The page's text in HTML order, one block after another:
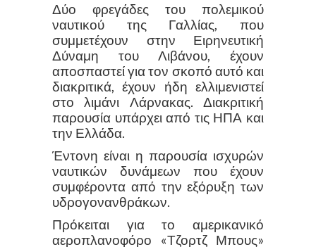
Δύο φρεγάδες του πολεμικού
ναυτικού της Γαλλίας, που
συμμετέχουν στην Ειρηνευτική
Δύναμη του Λιβάνου, έχουν
αποσπαστεί για τον σκοπό αυτό και
διακριτικά, έχουν ήδη ελλιμενιστεί
στο λιμάνι Λάρνακας. Διακριτική
παρουσία υπάρχει από τις ΗΠΑ και
την Ελλάδα.
Έντονη είναι η παρουσία ισχυρών
ναυτικών δυνάμεων που έχουν
συμφέροντα από την εξόρυξη των
υδρογονανθράκων.
Πρόκειται για το αμερικανικό
αεροπλανοφόρο «Τζορτζ Μπους»